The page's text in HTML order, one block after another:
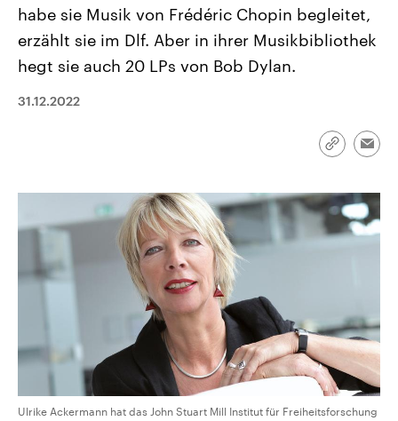
Landtagswahl Sachsen-Anhalt
2026
Alle Informationen
Sachsen-Anhalt wählt am 6.
September 2026 einen neuen
Landtag. Seit 2021 wird das
CDU, SPD und FDP regiert.-
USA
Aktuelle Beiträge,
Hintergründe
Wirtschaftlich und
gehören die Vereinigten
den mächtigsten Ländern
Audio-Archiv
habe sie Musik von Frédéric Chopin begleitet,
erzählt sie im Dlf. Aber in ihrer Musikbibliothek
hegt sie auch 20 LPs von Bob Dylan.
31.12.2022
Link
Ulrike Ackermann hat das John Stuart Mill Institut für Freiheitsforschung